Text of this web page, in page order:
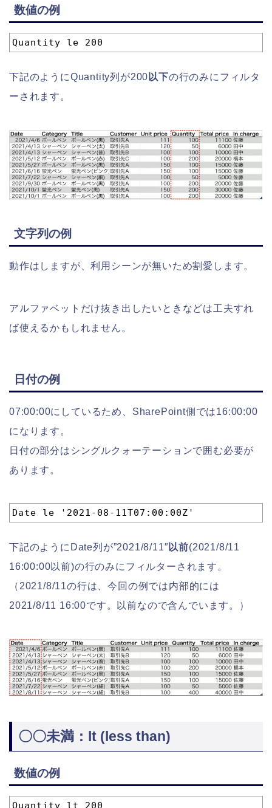
数値の例
Quantity le 200
下記のようにQuantity列が200 以下の行のみにフィルタ
ーされます。
文字列の例
動作はしますが、利用シーンが無いため割愛します。
アルファベットだけ抜き出したいときなどは工夫すれ
ば使えるかもしれません。
日付の例
07:00:00にしているため、SharePoint側では16:00:00
になります。
日付の部分はシングルクォーテーションで囲む必要が
あります。
Date le '2021-08-11T07:00:00Z'
下記のようにDate列が”2021/8/11″以前(2021/8/11
16:00:00以前)の行のみにフィルターされます。
（2021/8/11の行は、今回の例では内部的には
2021/8/11 16:00です。以前なので含んでいます。）
〇〇未満：lt (less than)
数値の例